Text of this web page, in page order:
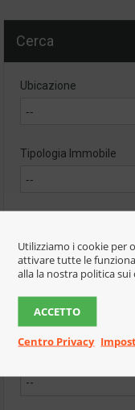
Cerca
Ubicazione
--
Tipologia Immobile
--
--
Utilizziamo i cookie per
attivare tutte le
alla la nostra politica sui
ACCETTO
Centro Privacy